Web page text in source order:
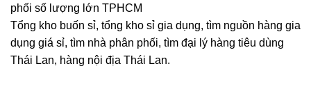
phối số lượng lớn TPHCM
Tổng kho buốn sỉ, tổng kho sỉ gia dụng, tìm nguồn hàng gia
dụng giá sỉ, tìm nhà phân phối, tìm đại lý hàng tiêu dùng
Thái Lan, hàng nội địa Thái Lan.